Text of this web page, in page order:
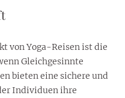
von Yoga-Reisen ist die
Gleichgesinnte
bieten eine sichere und
Individuen ihre